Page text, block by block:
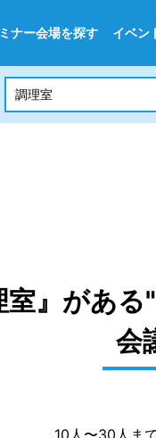
ナー会場を探す イベン
』があ
会
10人〜30人ま